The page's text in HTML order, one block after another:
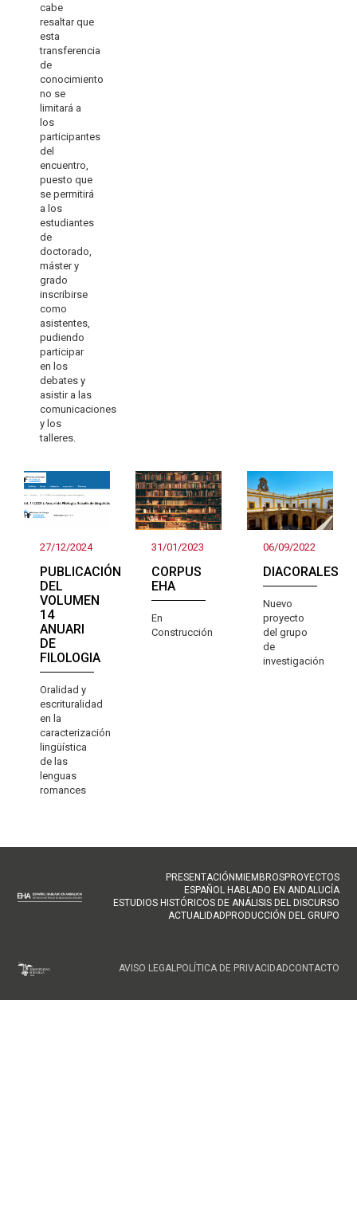
cabe
resaltar que
esta
transferencia
de
conocimiento
no se
limitará a
los
participantes
del
encuentro,
puesto que
se permitirá
a los
estudiantes
de
doctorado,
máster y
grado
inscribirse
como
asistentes,
pudiendo
participar
en los
debates y
asistir a las
comunicaciones
y los
talleres.
27/12/2024
PUBLICACIÓN
DEL
VOLUMEN
14
ANUARI
DE
FILOLOGIA
Oralidad y
escrituralidad
en la
caracterización
lingüística
de las
lenguas
romances
31/01/2023
CORPUS
EHA
En
Construcción
06/09/2022
DIACORALES
Nuevo
proyecto
del grupo
de
investigación
NAVEGACIÓN
PRINCIPAL
PRESENTACIÓN MIEMBROSPROYECTOS
ESPAÑOL HABLADO EN ANDALUCÍA
ESTUDIOS HISTÓRICOS DE ANÁLISIS DEL DISCURSO
ACTUALIDAD PRODUCCIÓN DEL GRUPO
FOOTERAVISO LEGALPOLÍTICA DE PRIVACIDADCONTACTO